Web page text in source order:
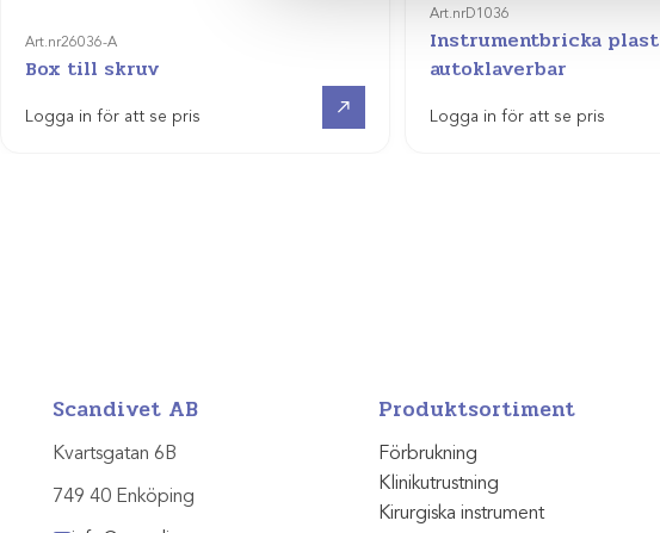
Art.nr26036-A
Box till skruv
Logga in för att se pris
Art.nrD1036
Instrumentbricka plast
autoklaverbar
Logga in för att se pris
Scandivet AB
Kvartsgatan 6B
749 40 Enköping
Produktsortiment
Förbrukning
Klinikutrustning
Kirurgiska instrument